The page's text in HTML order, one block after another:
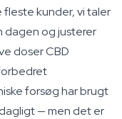
kunder, vi taler
dagen og justerer
doser CBD
forsøg har brugt
— men det er